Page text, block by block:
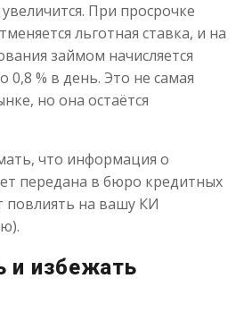
Получить
от 1до 21 дня
При просрочке
льготная ставка, и на
займом начисляется
0,8 % в день. Это не самая
но она остаётся
что информация о
передана в бюро кредитных
повлиять на вашу КИ
и избежать